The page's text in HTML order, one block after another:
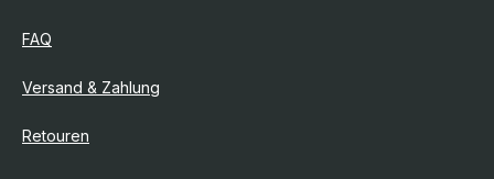
FAQ
Versand & Zahlung
Retouren